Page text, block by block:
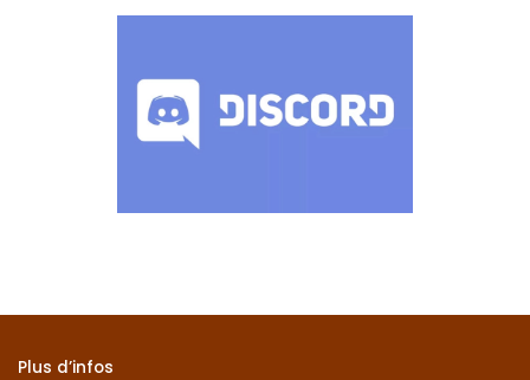
Plus d’infos